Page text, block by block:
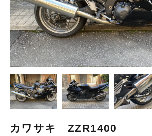
カワサキ ZZR1400